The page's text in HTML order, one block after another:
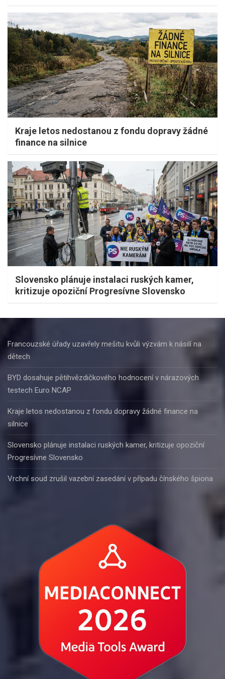
Kraje letos nedostanou z fondu dopravy žádné
finance na silnice
Slovensko plánuje instalaci ruských kamer,
kritizuje opoziční Progresívne Slovensko
Francouzské úřady uzavřely mešitu kvůli výzvám k násilí na
dětech
BYD dosahuje pětihvězdičkového hodnocení v nárazových
testech Euro NCAP
Kraje letos nedostanou z fondu dopravy žádné finance na
silnice
Slovensko plánuje instalaci ruských kamer, kritizuje opoziční
Progresívne Slovensko
Vrchní soud zrušil vazební zasedání v případu čínského špiona